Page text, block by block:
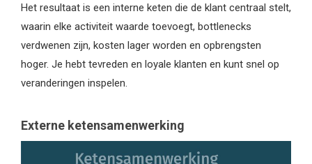
Het resultaat is een interne keten die de klant centraal stelt,
waarin elke activiteit waarde toevoegt, bottlenecks
verdwenen zijn, kosten lager worden en opbrengsten
hoger. Je hebt tevreden en loyale klanten en kunt snel op
veranderingen inspelen.
Externe ketensamenwerking